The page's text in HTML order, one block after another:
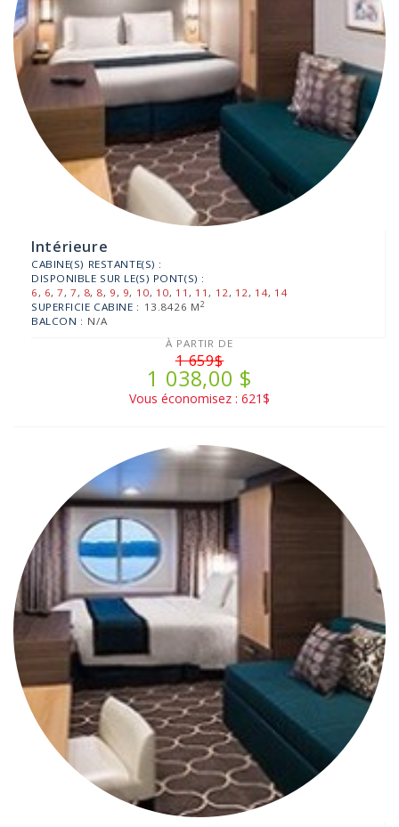
Intérieure
CABINE(S) RESTANTE(S) :
DISPONIBLE SUR LE(S) PONT(S) :
6, 6,7,7, 8, 8, 9, 9, 10, 10, 11, 11, 12, 12, 14, 14
SUPERFICIE CABINE : 13.8426 M2
BALCON : N/A
À PARTIR DE
1 659$
1 038,00 $
Vous économisez : 621$